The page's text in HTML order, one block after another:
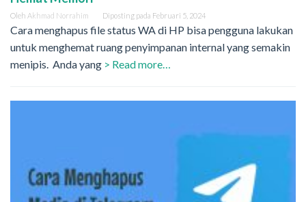
Oleh Akhmad Norrahim Diposting pada Februari 5, 2024
Cara menghapus file status WA di HP bisa pengguna lakukan
untuk menghemat ruang penyimpanan internal yang semakin
menipis. Anda yang > Read more…